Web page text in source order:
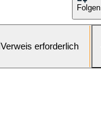
Folgen
Verweis erforderlich